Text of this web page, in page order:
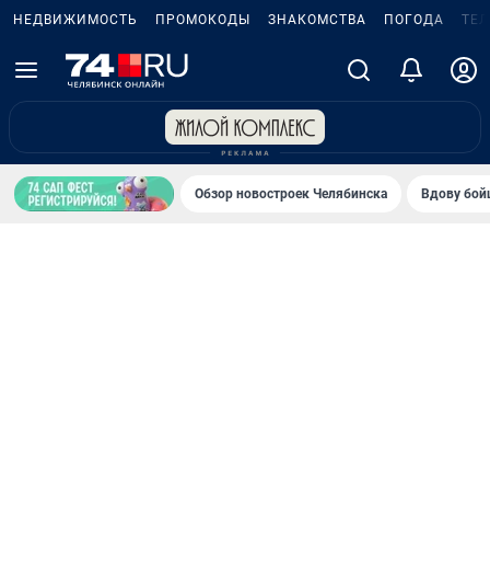
НЕДВИЖИМОСТЬ ПРОМОКОДЫ ЗНАКОМСТВА ПОГОДА
Обзор новостроек Челябинска Вдову